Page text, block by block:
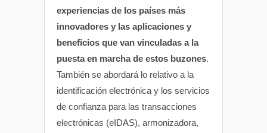
experiencias de los países más
innovadores y las aplicaciones y
beneficios que van vinculadas a la
puesta en marcha de estos buzones.
También se abordará lo relativo a la
identificación electrónica y los servicios
de confianza para las transacciones
electrónicas (eIDAS), armonizadora,